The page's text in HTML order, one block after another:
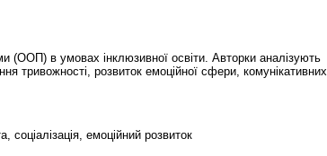
(ООП) в умовах інклюзивної освіти. Авторки аналізують
тривожності, розвиток емоційної сфери, комунікативних
соціалізація, емоційний розвиток